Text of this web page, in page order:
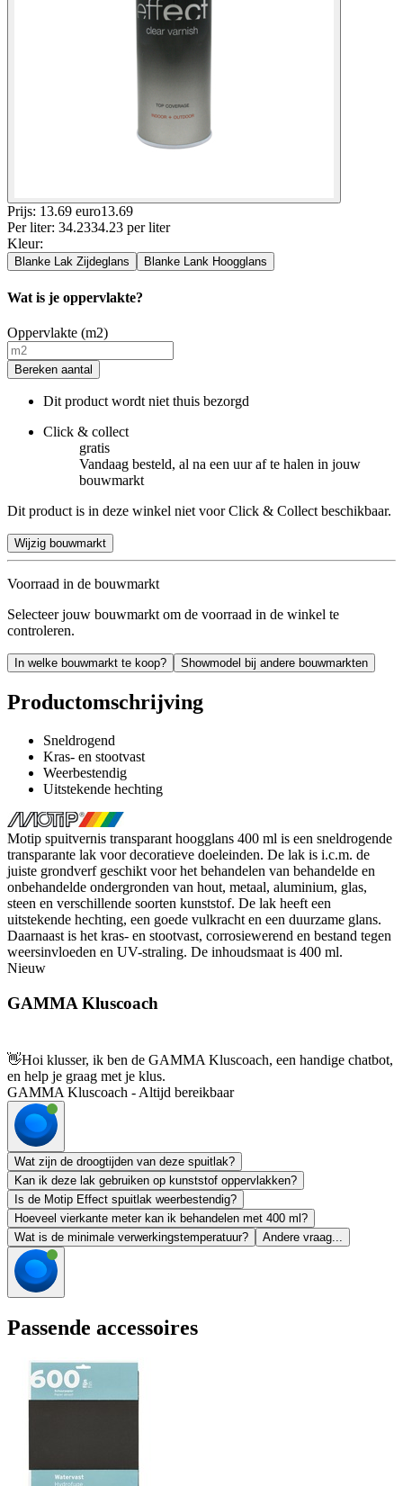
Prijs: 13.69 euro13.69
Per liter: 34.2334.23 per liter
Kleur:
Blanke Lak Zijdeglans Blanke Lank Hoogglans
Wat is je oppervlakte?
Oppervlakte (m2)
Bereken aantal
Dit product wordt niet thuis bezorgd
Click & collect
gratis
Vandaag besteld, al na een uur af te halen in jouw
bouwmarkt
Dit product is in deze winkel niet voor Click & Collect beschikbaar.
Wijzig bouwmarkt
Voorraad in de bouwmarkt
Selecteer jouw bouwmarkt om de voorraad in de winkel te
controleren.
In welke bouwmarkt te koop? Showmodel bij andere bouwmarkten
Productomschrijving
Sneldrogend
Kras- en stootvast
Weerbestendig
Uitstekende hechting
Motip spuitvernis transparant hoogglans 400 ml is een sneldrogende
transparante lak voor decoratieve doeleinden. De lak is i.c.m. de
juiste grondverf geschikt voor het behandelen van behandelde en
onbehandelde ondergronden van hout, metaal, aluminium, glas,
steen en verschillende soorten kunststof. De lak heeft een
uitstekende hechting, een goede vulkracht en een duurzame glans.
Daarnaast is het kras- en stootvast, corrosiewerend en bestand tegen
weersinvloeden en UV-straling. De inhoudsmaat is 400 ml.
Nieuw
GAMMA Kluscoach
👋Hoi klusser, ik ben de GAMMA Kluscoach, een handige chatbot,
en help je graag met je klus.
GAMMA Kluscoach - Altijd bereikbaar
Wat zijn de droogtijden van deze spuitlak?
Kan ik deze lak gebruiken op kunststof oppervlakken?
Is de Motip Effect spuitlak weerbestendig?
Hoeveel vierkante meter kan ik behandelen met 400 ml?
Wat is de minimale verwerkingstemperatuur?
Andere vraag...
Passende accessoires